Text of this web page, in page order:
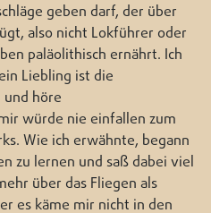
geben darf, der über
also nicht Lokführer oder
paläolithisch ernährt. Ich
Liebling ist die
und höre
würde nie einfallen zum
Wie ich erwähnte, begann
zu lernen und saß dabei viel
über das Fliegen als
es käme mir nicht in den